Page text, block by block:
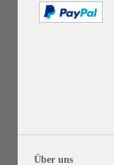
Über uns